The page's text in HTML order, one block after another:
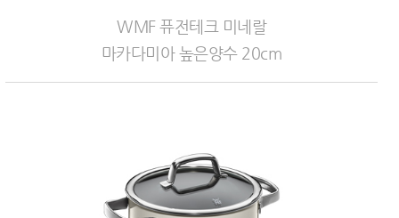
WMF 퓨전테크 미네랄
마카다미아 높은양수 20cm